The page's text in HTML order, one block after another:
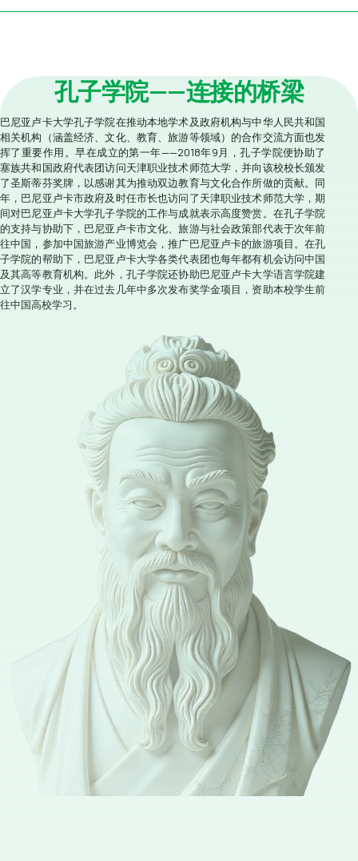
孔子学院——连接的桥梁
巴尼亚卢卡大学孔子学院在推动本地学术及政府机构与中华人民共和国
相关机构（涵盖经济、文化、教育、旅游等领域）的合作交流方面也发
挥了重要作用。早在成立的第一年——2018年9月，孔子学院便协助了
塞族共和国政府代表团访问天津职业技术师范大学，并向该校校长颁发
了圣斯蒂芬奖牌，以感谢其为推动双边教育与文化合作所做的贡献。同
年，巴尼亚卢卡市政府及时任市长也访问了天津职业技术师范大学，期
间对巴尼亚卢卡大学孔子学院的工作与成就表示高度赞赏。在孔子学院
的支持与协助下，巴尼亚卢卡市文化、旅游与社会政策部代表于次年前
往中国，参加中国旅游产业博览会，推广巴尼亚卢卡的旅游项目。在孔
子学院的帮助下，巴尼亚卢卡大学各类代表团也每年都有机会访问中国
及其高等教育机构。此外，孔子学院还协助巴尼亚卢卡大学语言学院建
立了汉学专业，并在过去几年中多次发布奖学金项目，资助本校学生前
往中国高校学习。